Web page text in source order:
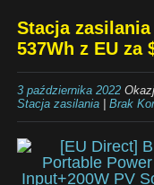
Stacja zasilania
537Wh z EU za
3 października 2022
Stacja zasilania| Brak